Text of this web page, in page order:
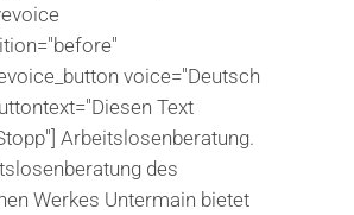
voice="Deutsch
Text
Arbeitslosenberatung.
des
Werkes Untermain bietet